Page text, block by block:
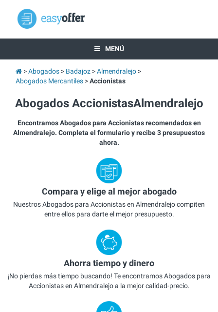
MENÚ
Abogados Badajoz
Almendralejo
Abogados Mercantiles
Accionistas
Abogados AccionistasAlmendralejo
Encontramos Abogados para Accionistas recomendados en
Almendralejo. Completa el formulario y recibe 3 presupuestos
ahora.
Compara y elige al mejor abogado
Nuestros Abogados para Accionistas en Almendralejo compiten
entre ellos para darte el mejor presupuesto.
Ahorra tiempo y dinero
¡No pierdas más tiempo buscando! Te encontramos Abogados para
Accionistas en Almendralejo a la mejor calidad-precio.